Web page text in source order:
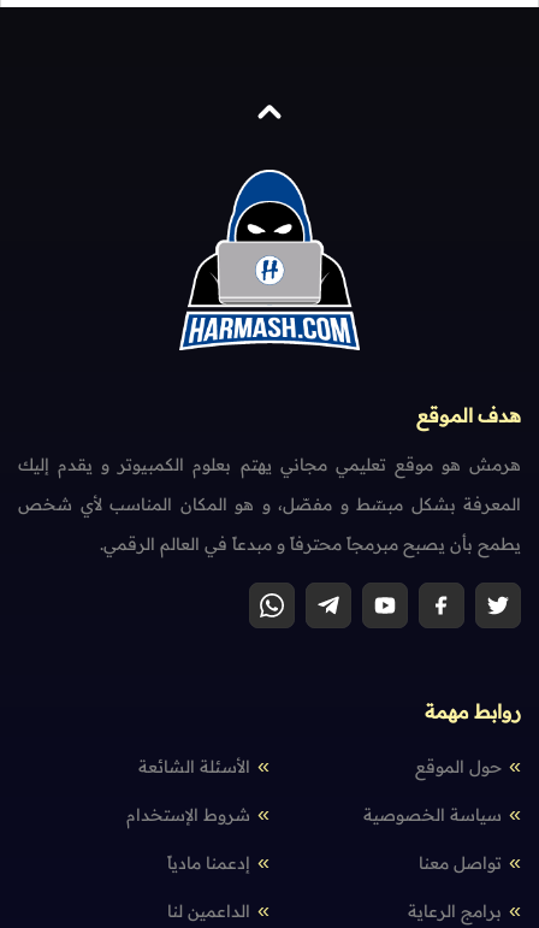
هدف الموقع
هرمش هو موقع تعليمي مجاني يهتم بعلوم الكمبيوتر و يقدم إليك
المعرفة بشكل مبسّط و مفصّل، و هو المكان المناسب لأي شخص
يطمح بأن يصبح مبرمجاً محترفاً و مبدعاً في العالم الرقمي.
روابط مهمة
حول الموقع الأسئلة الشائعة
سياسة الخصوصية شروط الإستخدام
تواصل معنا إدعمنا مادياً
برامج الرعاية الداعمين لنا